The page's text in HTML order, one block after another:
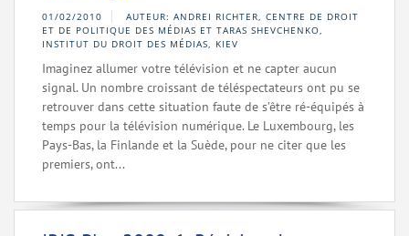
01/02/2010
AUTEUR: ANDREI RICHTER, CENTRE DE DROIT
ET DE POLITIQUE DES MÉDIAS ET TARAS SHEVCHENKO,
INSTITUT DU DROIT DES MÉDIAS, KIEV
Imaginez allumer votre télévision et ne capter aucun
signal. Un nombre croissant de téléspectateurs ont pu se
retrouver dans cette situation faute de s’être ré-équipés à
temps pour la télévision numérique. Le Luxembourg, les
Pays-Bas, la Finlande et la Suède, pour ne citer que les
premiers, ont...